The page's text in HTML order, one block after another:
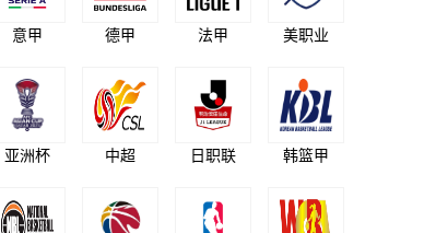
意甲 德甲 法甲 美职业
亚洲杯 中超 日职联 韩篮甲